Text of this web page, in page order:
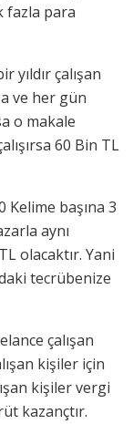
fazla para
çalışan
ve her gün
o makale
60 Bin TL
başına 3
aynı
olacaktır. Yani
tecrübenize
çalışan
kişiler için
kişiler vergi
kazançtır.